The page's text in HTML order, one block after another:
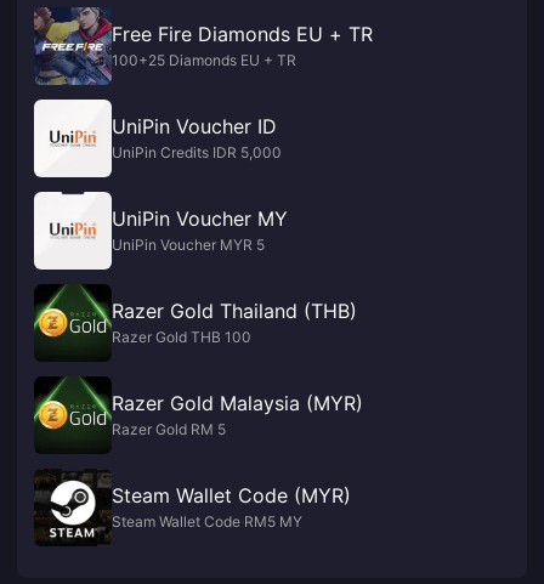
Free Fire Diamonds EU + TR
100+25 Diamonds EU + TR
UniPin Voucher ID
UniPin Credits IDR 5,000
UniPin Voucher MY
UniPin Voucher MYR 5
Razer Gold Thailand (THB)
Razer Gold THB 100
Razer Gold Malaysia (MYR)
Razer Gold RM 5
Steam Wallet Code (MYR)
Steam Wallet Code RM5 MY